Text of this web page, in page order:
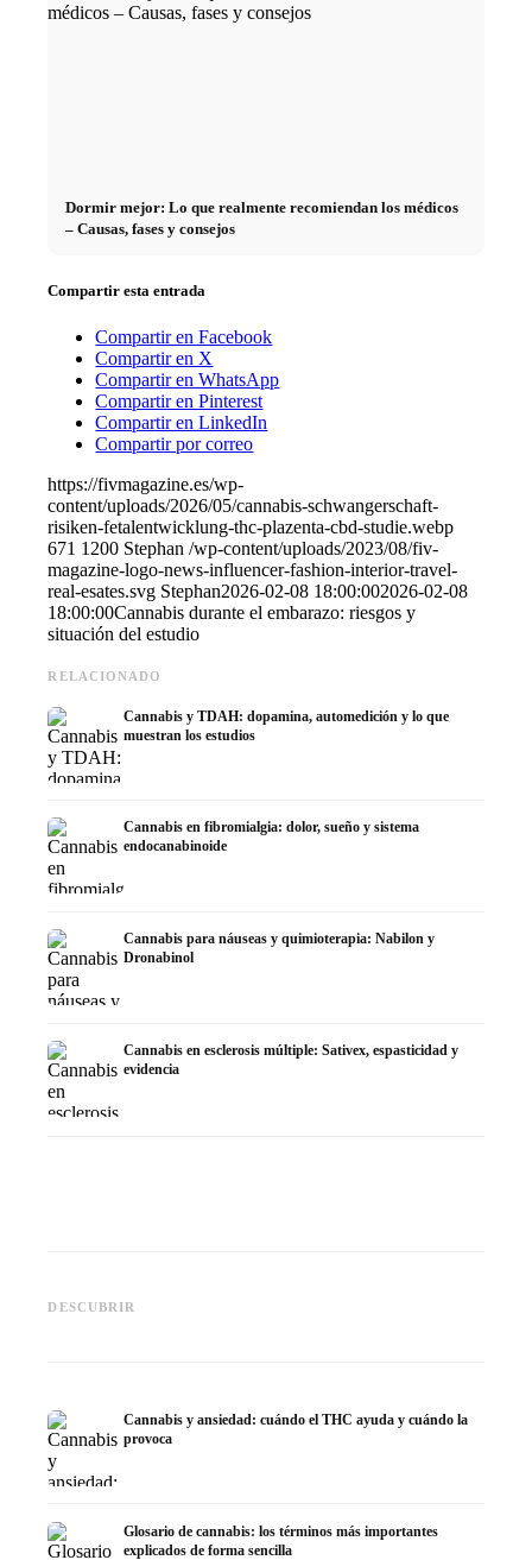
Dormir mejor: Lo que realmente recomiendan los médicos
– Causas, fases y consejos
Compartir esta entrada
Compartir en Facebook
Compartir en X
Compartir en WhatsApp
Compartir en Pinterest
Compartir en LinkedIn
Compartir por correo
https://fivmagazine.es/wp-
content/uploads/2026/05/cannabis-schwangerschaft-
risiken-fetalentwicklung-thc-plazenta-cbd-studie.webp
671 1200 Stephan /wp-content/uploads/2023/08/fiv-
magazine-logo-news-influencer-fashion-interior-travel-
real-esates.svg Stephan2026-02-08 18:00:002026-02-08
18:00:00Cannabis durante el embarazo: riesgos y
situación del estudio
RELACIONADO
Cannabis y TDAH: dopamina, automedición y lo que
muestran los estudios
Cannabis en fibromialgia: dolor, sueño y sistema
endocanabinoide
Cannabis para náuseas y quimioterapia: Nabilon y
Dronabinol
Cannabis en esclerosis múltiple: Sativex, espasticidad y
evidencia
DESCUBRIR
la investigación
Cannabis y ansiedad: cuándo el THC ayuda y cuándo la
provoca
Glosario de cannabis: los términos más importantes
explicados de forma sencilla